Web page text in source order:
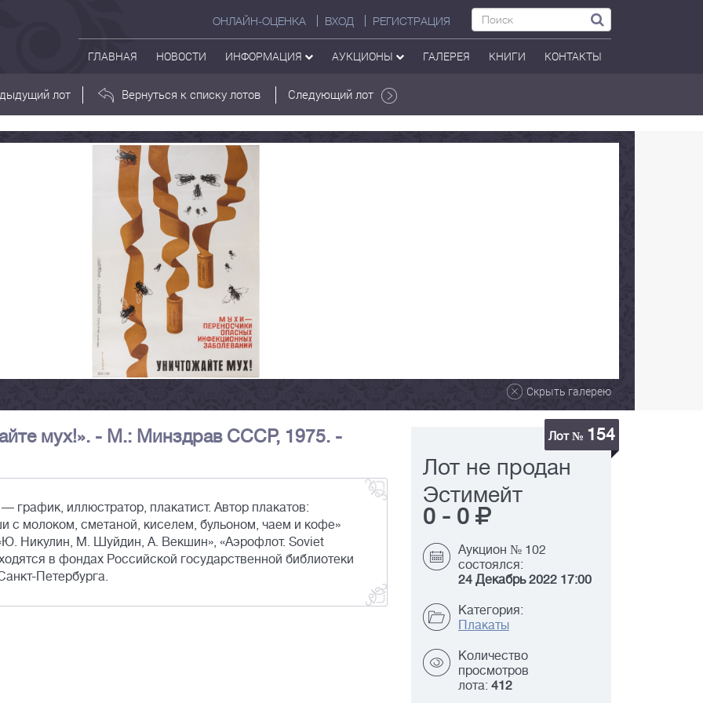
ОНЛАЙН-ОЦЕНКА ВХОД РЕГИСТРАЦИЯ
ГЛАВНАЯ НОВОСТИ ИНФОРМАЦИЯ АУКЦИОНЫ ГАЛЕРЕЯ КНИГИ КОНТАКТЫ
лот Вернуться к списку лотов Следующий лот
Скрыть галерею
мух!». - М.: Минздрав СССР, 1975. -
иллюстратор, плакатист. Автор плакатов:
с молоком, сметаной, киселем, бульоном, чаем и кофе»
Никулин, М. Шуйдин, А. Векшин», «Аэрофлот. Soviet
в фондах Российской государственной библиотеки
Петербурга.
Лот № 154
Лот не продан
Эстимейт
0 - 0
Аукцион № 102
состоялся:
24 Декабрь 2022 17:00
Категория:
Плакаты
Количество
просмотров
лота: 412